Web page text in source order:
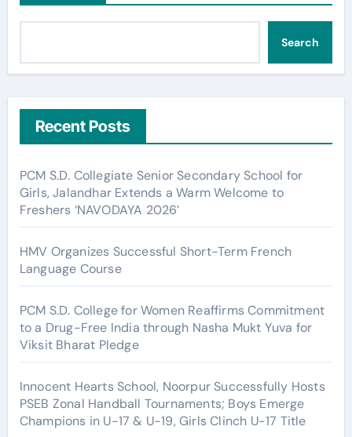
Search
Recent Posts
PCM S.D. Collegiate Senior Secondary School for
Girls, Jalandhar Extends a Warm Welcome to
Freshers ‘NAVODAYA 2026’
HMV Organizes Successful Short-Term French
Language Course
PCM S.D. College for Women Reaffirms Commitment
to a Drug-Free India through Nasha Mukt Yuva for
Viksit Bharat Pledge
Innocent Hearts School, Noorpur Successfully Hosts
PSEB Zonal Handball Tournaments; Boys Emerge
Champions in U-17 & U-19, Girls Clinch U-17 Title